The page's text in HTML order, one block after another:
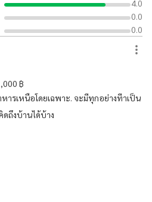
4.0
0.0
0.0
฿
ารเหนือโดยเฉพาะ. จะมีทุกอย่างทีาเป็น
ถึงบ้านได้บ้าง